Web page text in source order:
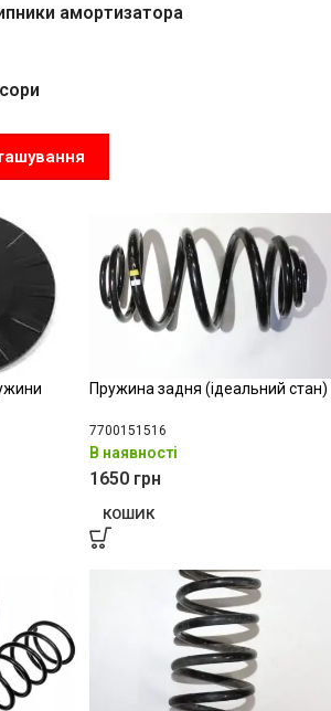
амортизатора
Пружина задня (ідеальний стан)
7700151516
В наявності
1650 грн
КОШИК